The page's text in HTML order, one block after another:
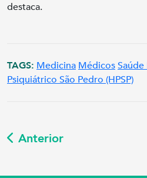
destaca.
TAGS: Medicina Médicos
Psiquiátrico São Pedro (HPSP)
Anterior